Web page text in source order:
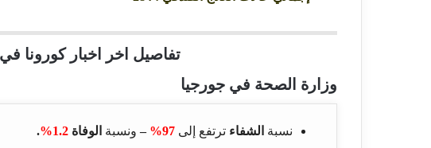
تفاصيل اخر اخبار كورونا
وزارة الصحة في جورجيا
نسبة الشفاء ترتفع إلى 97%
– ونسبة الوفاة 1.2%
.